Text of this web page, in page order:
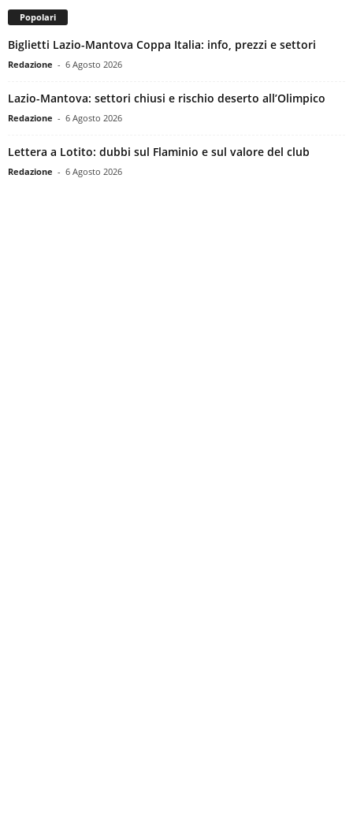
Popolari
Biglietti Lazio-Mantova Coppa Italia: info, prezzi e settori
Redazione - 6 Agosto 2026
Lazio-Mantova: settori chiusi e rischio deserto all’Olimpico
Redazione - 6 Agosto 2026
Lettera a Lotito: dubbi sul Flaminio e sul valore del club
Redazione - 6 Agosto 2026